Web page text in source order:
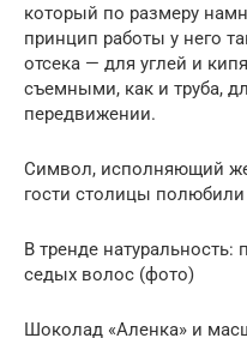
который по размеру
принцип работы у него
отсека — для углей и
съемными, как и труба,
передвижении.
Символ, исполняющий
гости столицы
В тренде
седых волос (фото)
Шоколад «Аленка» и